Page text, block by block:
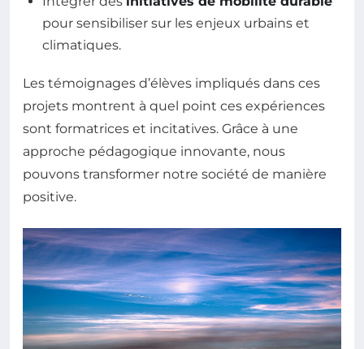
pour sensibiliser sur les enjeux urbains et
climatiques.
Les témoignages d’élèves impliqués dans ces
projets montrent à quel point ces expériences
sont formatrices et incitatives. Grâce à une
approche pédagogique innovante, nous
pouvons transformer notre société de manière
positive.